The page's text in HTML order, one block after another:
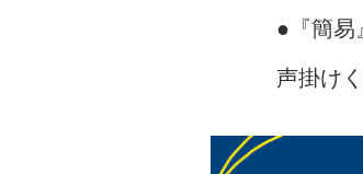
●『簡易
声掛け